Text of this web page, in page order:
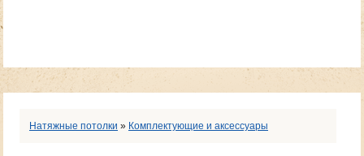
Натяжные потолки » Комплектующие и аксессуары